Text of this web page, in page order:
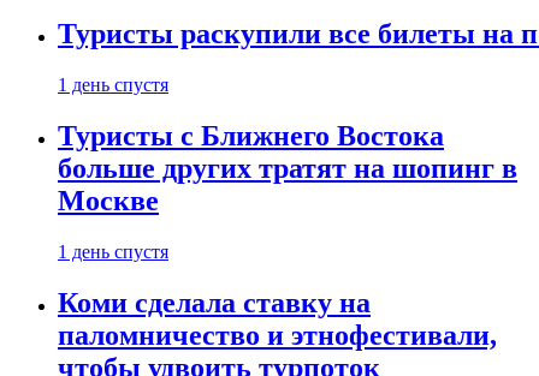
Туристы раскупили все билеты на
1 день спустя
Туристы с Ближнего Востока
больше других тратят на шопинг в
Москве
1 день спустя
Коми сделала ставку на
паломничество и этнофестивали,
чтобы удвоить турпоток